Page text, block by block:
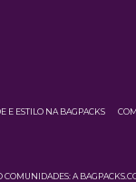
E ESTILO NA BAGPACKS
COMUNIDADES: A